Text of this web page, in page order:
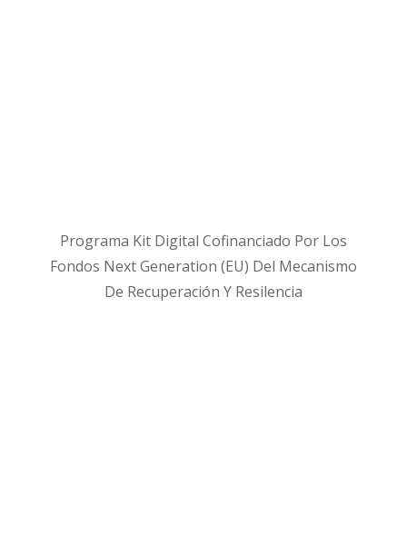
Programa Kit Digital Cofinanciado Por Los
Fondos Next Generation (EU) Del Mecanismo
De Recuperación Y Resilencia